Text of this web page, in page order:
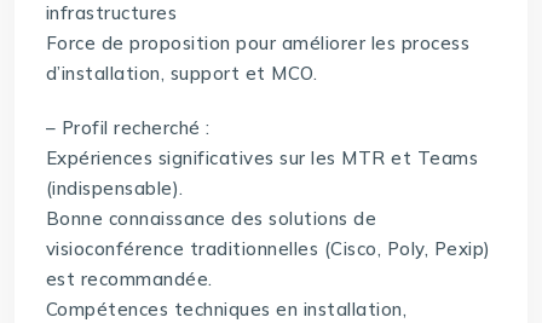
infrastructures
Force de proposition pour améliorer les process
d’installation, support et MCO.
– Profil recherché :
Expériences significatives sur les MTR et Teams
(indispensable).
Bonne connaissance des solutions de
visioconférence traditionnelles (Cisco, Poly, Pexip)
est recommandée.
Compétences techniques en installation,